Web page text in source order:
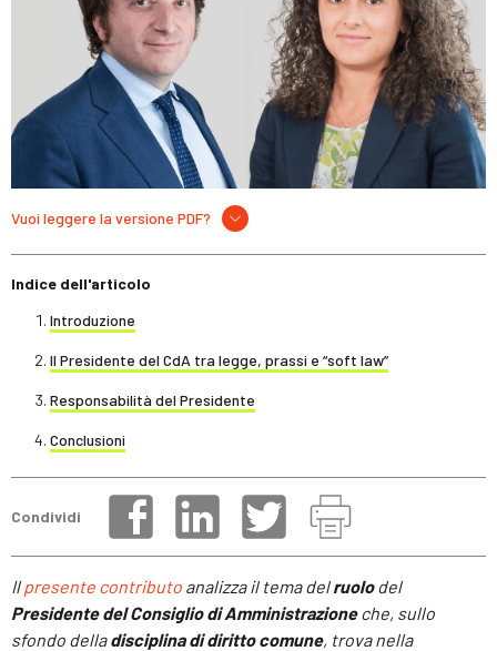
Vuoi leggere la versione PDF?
Indice dell'articolo
Introduzione
Il Presidente del CdA tra legge, prassi e “soft law”
Responsabilità del Presidente
Conclusioni
Condividi
Ilpresente contributo analizza il tema delruolodel
Presidente del Consiglio di Amministrazioneche, sullo
sfondo delladisciplina di diritto comune, trova nella